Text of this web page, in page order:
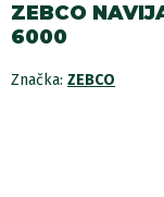
ZEBCO
6000
Značka: ZEBCO